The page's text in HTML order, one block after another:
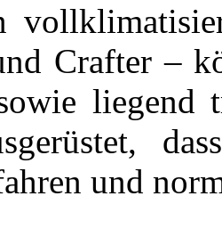
Crafter –
liegend
und